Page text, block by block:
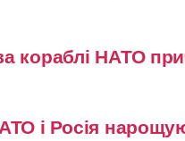
кораблі НАТО
і Росія